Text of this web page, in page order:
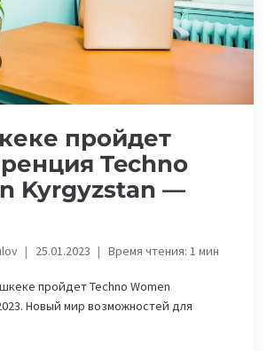
пройдет
Techno
Kyrgyzstan —
25.01.2023 Время чтения: 1мин
пройдет Techno Women
Новый мир возможностей для